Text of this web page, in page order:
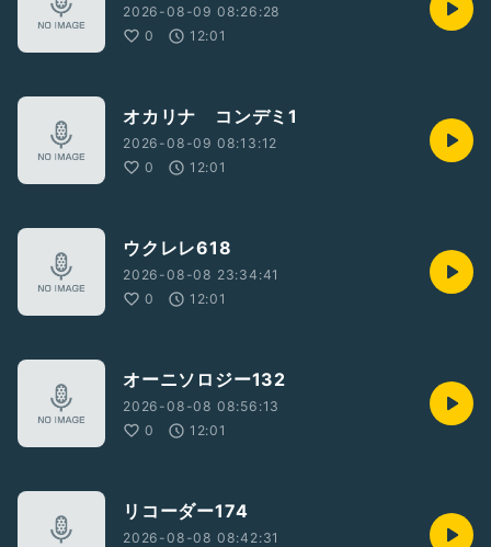
2026-08-09 08:26:28
0
12:01
オカリナ コンデミ1
2026-08-09 08:13:12
0
12:01
ウクレレ618
2026-08-08 23:34:41
0
12:01
オーニソロジー132
2026-08-08 08:56:13
0
12:01
リコーダー174
2026-08-08 08:42:31